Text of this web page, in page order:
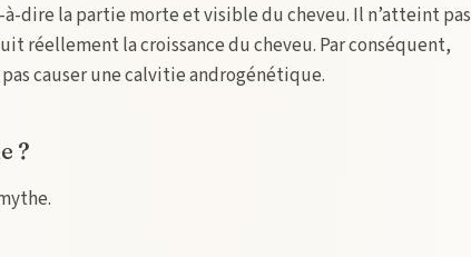
dire la partie morte et visible du cheveu. Il n’atteint pas
réellement la croissance du cheveu. Par conséquent,
causer une calvitie androgénétique.
?